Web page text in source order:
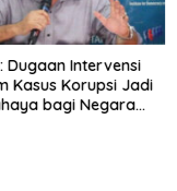
Dugaan Intervensi
Kasus Korupsi Jadi
bagi Negara